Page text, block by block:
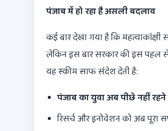
पंजाब में हो रहा है असली बदलाव
कई बार देखा गया है कि महत्वाकांक्षी
लेकिन इस बार सरकार की इस पहल
यह स्कीम साफ संदेश देती है:
पंजाब का युवा अब पीछे नहीं रहने
रिसर्च और इनोवेशन को अब पूरा